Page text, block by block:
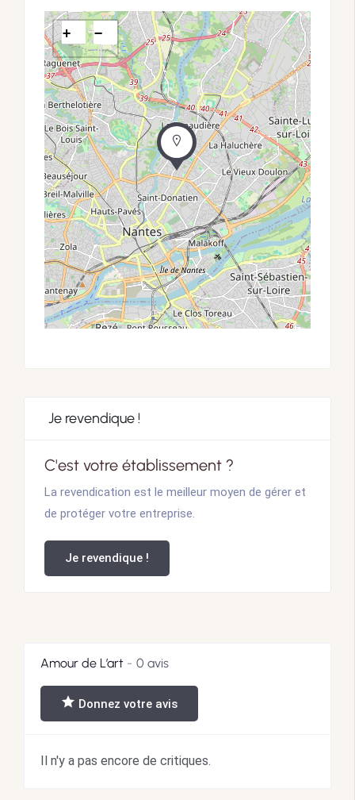
+ −
Je revendique !
C'est votre établissement ?
La revendication est le meilleur moyen de gérer et
de protéger votre entreprise.
Je revendique !
Amour de L’art 0 avis
Donnez votre avis
Il n'y a pas encore de critiques.